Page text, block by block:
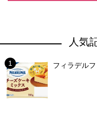
人気
フィラデル